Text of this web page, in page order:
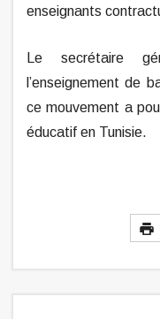
enseignants
Le secrétaire
l’enseignement de
ce mouvement a
éducatif en Tunisie.